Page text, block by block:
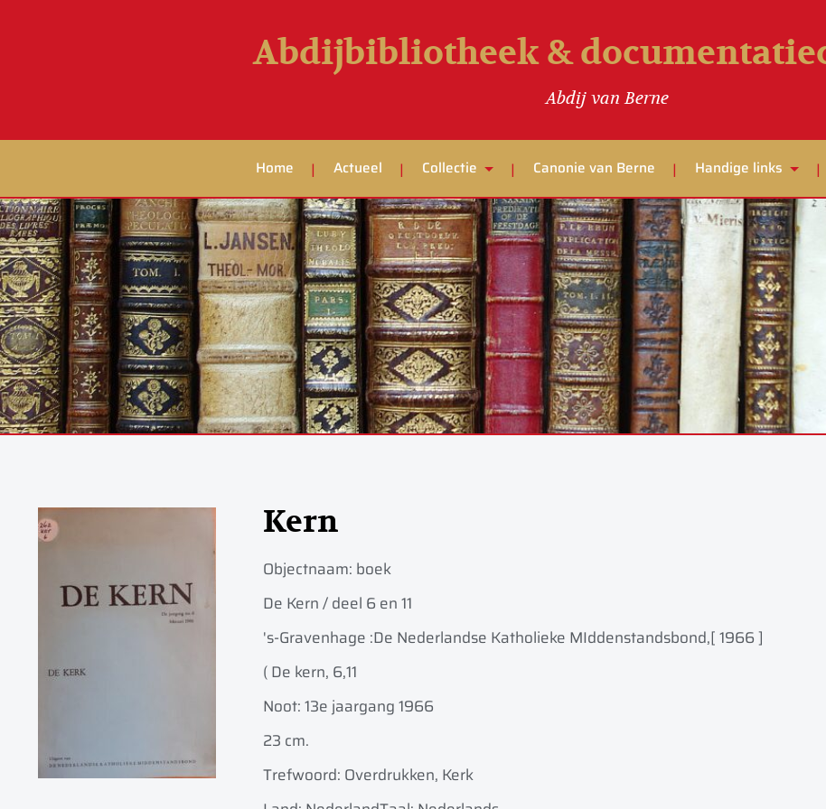
Abdijbibliotheek &
Abdij van Berne
Home Actueel Collectie Canonie van Berne Handige links
Kern
Objectnaam: boek
De Kern / deel 6 en 11
's-Gravenhage :De Nederlandse Katholieke MIddenstandsbond,[ 1966 ]
( De kern, 6,11
Noot: 13e jaargang 1966
23 cm.
Trefwoord: Overdrukken, Kerk